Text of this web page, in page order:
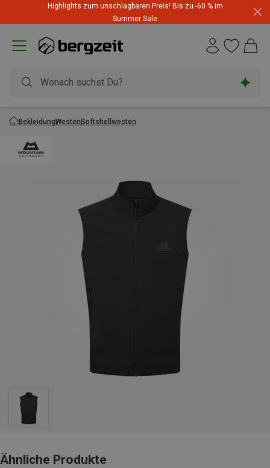
Highlights zum unschlagbaren Preis! Bis zu -60 % im
Summer Sale
BekleidungWestenSoftshellwesten
Ähnliche Produkte